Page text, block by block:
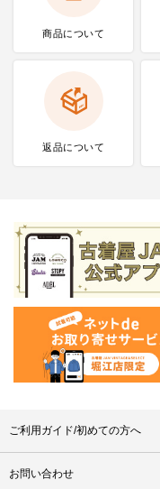
商品について
返品について
ご利用ガイド/初めての方へ
お問い合わせ